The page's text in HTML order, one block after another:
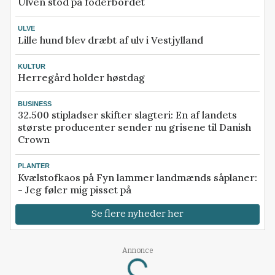
ULVE
Lille hund blev dræbt af ulv i Vestjylland
KULTUR
Herregård holder høstdag
BUSINESS
32.500 stipladser skifter slagteri: En af landets
største producenter sender nu grisene til Danish
Crown
PLANTER
Kvælstofkaos på Fyn lammer landmænds såplaner:
- Jeg føler mig pisset på
Se flere nyheder her
Annonce
Loading...